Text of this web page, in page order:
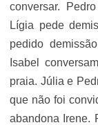
conversar.
Lígia pede
pedido
Isabel
praia. Júlia e
que não foi
abandona Irene.